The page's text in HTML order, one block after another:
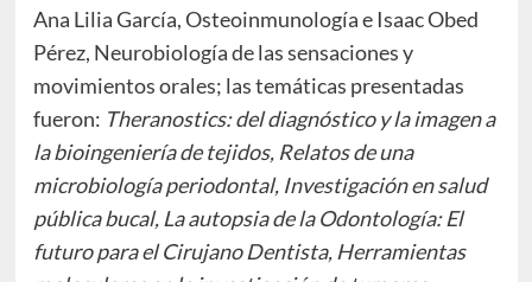
Ana Lilia García, Osteoinmunología e Isaac Obed
Pérez, Neurobiología de las sensaciones y
movimientos orales; las temáticas presentadas
fueron: Theranostics: del diagnóstico y la imagen a
la bioingeniería de tejidos, Relatos de una
microbiología periodontal, Investigación en salud
pública bucal, La autopsia de la Odontología: El
futuro para el Cirujano Dentista, Herramientas